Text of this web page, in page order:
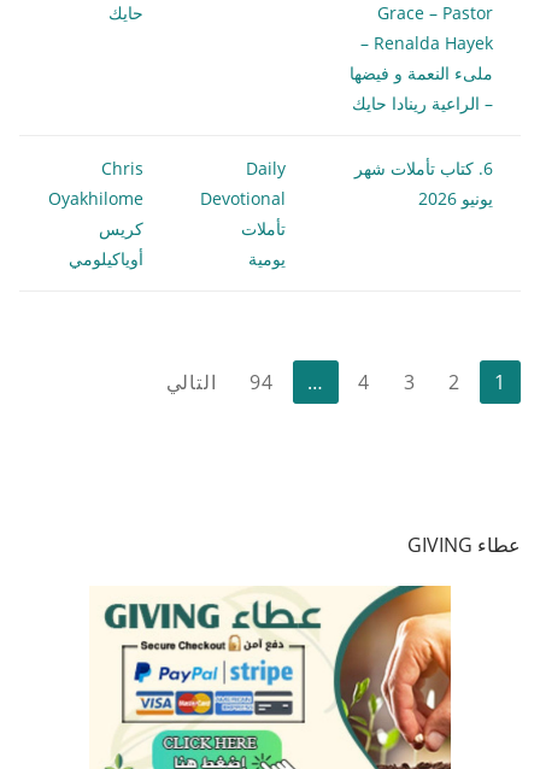
Grace – Pastor
Renalda Hayek –
ملىء النعمة و فيضها
– الراعية رينادا حايك
حايك
6. كتاب تأملات شهر
يونيو 2026
Daily
Devotional
تأملات
يومية
Chris
Oyakhilome
كريس
أوياكيلومي
تعدد
صفحات
1
2
3
4
…
94 التالي
عطاء GIVING